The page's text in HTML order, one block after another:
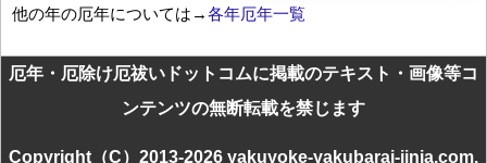
他の年の厄年については→各年厄年一覧
厄年・厄除け厄祓いドットコムに掲載のテキスト・画像等コ
ンテンツの無断転載を禁じます
Copyright（C）2013-2026 yakuyoke-yakubarai-jinja.com.